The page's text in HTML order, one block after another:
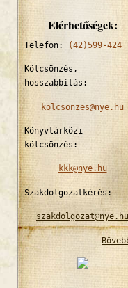
Elérhetőségek:
Telefon: (42)599-424
Kölcsönzés,
hosszabbítás:
kolcsonzes@nye.hu
Könyvtárközi
kölcsönzés:
kkk@nye.hu
Szakdolgozatkérés:
szakdolgozat@nye.hu